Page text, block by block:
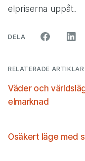
elpriserna uppåt.
DELA ARTIKELN PÅ
RELATERADE ARTIKLAR
Väder och
elmarknad
Osäkert läge med